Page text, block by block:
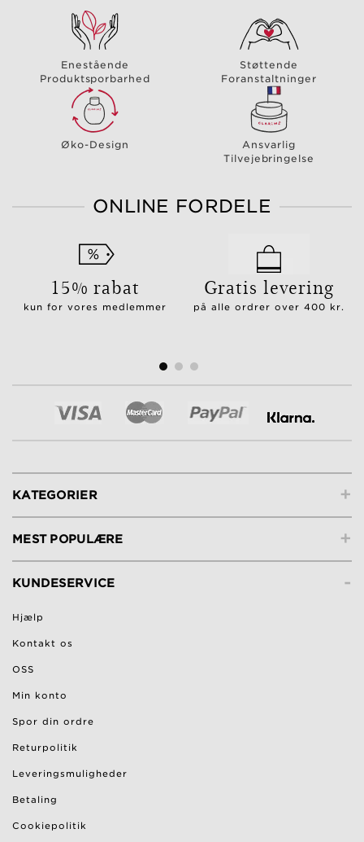
Enestående
Produktsporbarhed
Støttende
Foranstaltninger
Øko-Design
Ansvarlig
Tilvejebringelse
ONLINE FORDELE
15% rabat
kun for vores medlemmer
Gratis levering
på alle ordrer over 400 kr.
+
KATEGORIER
+
MEST POPULÆRE
-
KUNDESERVICE
Hjælp
Kontakt os
OSS
Min konto
Spor din ordre
Returpolitik
Leveringsmuligheder
Betaling
Cookiepolitik